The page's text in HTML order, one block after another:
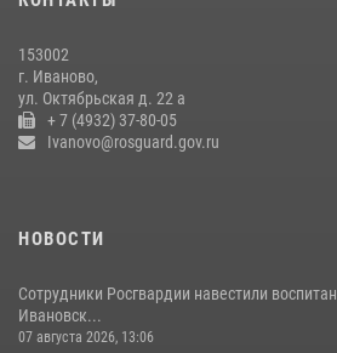
В Иванове росгвардейцы обеспечили
«Россия»
20 июля 2026, 09:12 3
153002
г. Иваново,
ул. Октябрьская д. 22 а
+ 7 (4932) 37-80-05
Ivanovo@rosguard.gov.ru
НОВОСТИ
Сотрудники Росгвардии навестили
Ивановск...
07 августа 2026, 13:06